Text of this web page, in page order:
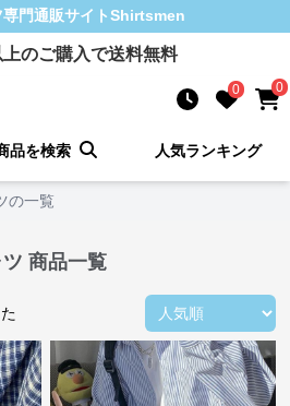
専門通販サイトShirtsmen
のご購入で送料無料
0 0
品を検索 人気ランキング
の一覧
商品一覧